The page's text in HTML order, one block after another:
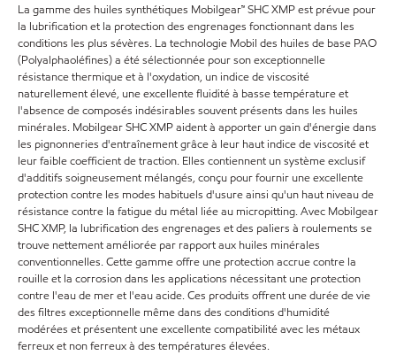
La gamme des huiles synthétiques Mobilgear™ SHC XMP est prévue pour
la lubrification et la protection des engrenages fonctionnant dans les
conditions les plus sévères. La technologie Mobil des huiles de base PAO
(Polyalphaoléfines) a été sélectionnée pour son exceptionnelle
résistance thermique et à l'oxydation, un indice de viscosité
naturellement élevé, une excellente fluidité à basse température et
l'absence de composés indésirables souvent présents dans les huiles
minérales. Mobilgear SHC XMP aident à apporter un gain d'énergie dans
les pignonneries d'entraînement grâce à leur haut indice de viscosité et
leur faible coefficient de traction. Elles contiennent un système exclusif
d'additifs soigneusement mélangés, conçu pour fournir une excellente
protection contre les modes habituels d'usure ainsi qu'un haut niveau de
résistance contre la fatigue du métal liée au micropitting. Avec Mobilgear
SHC XMP, la lubrification des engrenages et des paliers à roulements se
trouve nettement améliorée par rapport aux huiles minérales
conventionnelles. Cette gamme offre une protection accrue contre la
rouille et la corrosion dans les applications nécessitant une protection
contre l'eau de mer et l'eau acide. Ces produits offrent une durée de vie
des filtres exceptionnelle même dans des conditions d'humidité
modérées et présentent une excellente compatibilité avec les métaux
ferreux et non ferreux à des températures élevées.